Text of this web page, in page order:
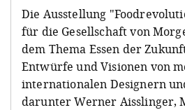
Die Ausstellung
für die Gesellschaft von
dem Thema Essen der
Entwürfe und Visionen von
internationalen Designern
darunter Werner Aisslinger,